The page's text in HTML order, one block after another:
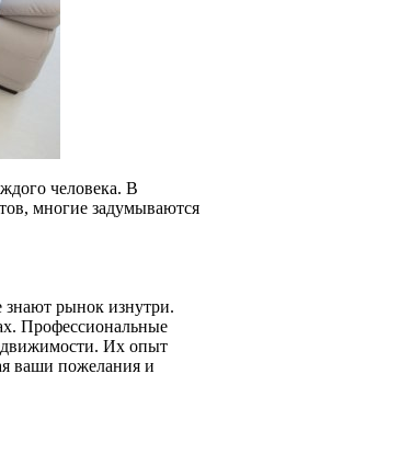
человека. В
многие задумываются
знают рынок изнутри.
Профессиональные
Их опыт
ваши пожелания и